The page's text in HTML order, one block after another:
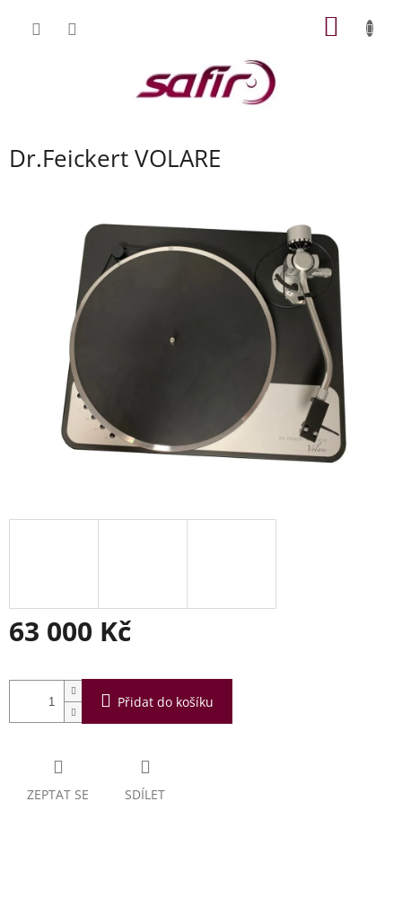
Dr.Feickert VOLARE
63 000 Kč
cena:
Přidat do košíku
ZEPTAT SE SDÍLET